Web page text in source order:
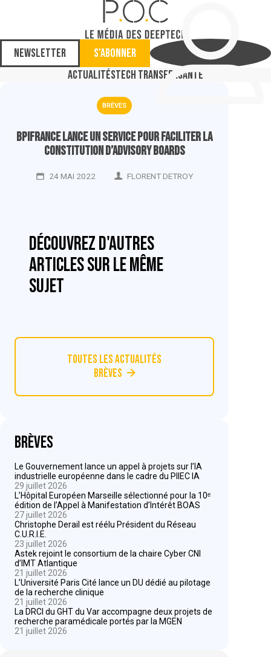
Newsletter
S'abonner
ActualitésTech TransferSanté
BRÈVES
Bpifrance lance un service pour faciliter la
constitution d’advisory boards
24 MAI 2022 FLORENT DETROY
Découvrez d'autres
articles sur le même
sujet
Toutes les actualités
Brèves
Brèves
Le Gouvernement lance un appel à projets sur l’IA
industrielle européenne dans le cadre du PIIEC IA
29 juillet 2026
L’Hôpital Européen Marseille sélectionné pour la 10ᵉ
édition de l’Appel à Manifestation d’Intérêt BOAS
27 juillet 2026
Christophe Derail est réélu Président du Réseau
C.U.R.I.E.
23 juillet 2026
Astek rejoint le consortium de la chaire Cyber CNI
d’IMT Atlantique
21 juillet 2026
L’Université Paris Cité lance un DU dédié au pilotage
de la recherche clinique
21 juillet 2026
La DRCI du GHT du Var accompagne deux projets de
recherche paramédicale portés par la MGEN
21 juillet 2026